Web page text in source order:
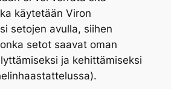
käytetään Viron
setojen avulla, siihen
setot saavat oman
ja kehittämiseksi